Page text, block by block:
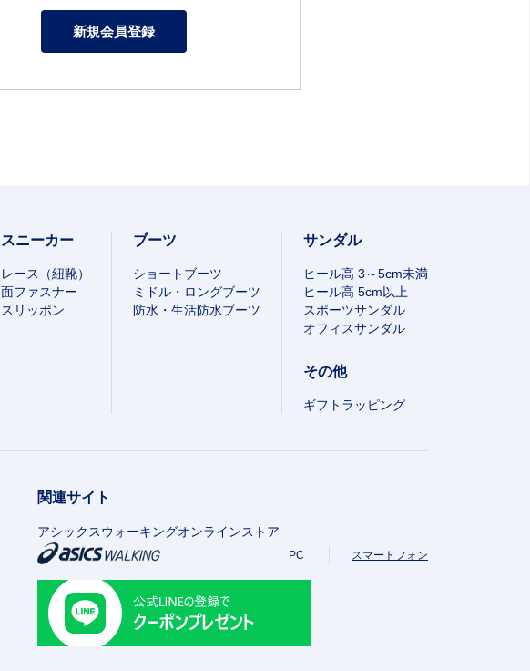
スニーカー
レース（紐靴）
面ファスナー
スリッポン
ブーツ
ショートブーツ
ミドル・ロングブーツ
防水・生活防水ブーツ
サンダル
ヒール高 3～5cm未満
ヒール高 5cm以上
スポーツサンダル
オフィスサンダル
その他
ギフトラッピング
関連サイト
アシックスウォーキングオンラインストア
PC スマートフォン